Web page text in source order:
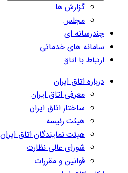
گزارش ها
مجلس
چندرسانه ای
سامانه های خدماتی
ارتباط با اتاق
درباره اتاق ایران
معرفی اتاق ایران
ساختار اتاق ایران
هیئت رئیسه
هیئت نمایندگان اتاق ایران
شورای عالی نظارت
قوانین و مقررات